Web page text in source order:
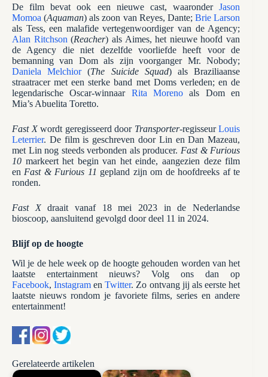
De film bevat ook een nieuwe cast, waaronderJason
Momoa (Aquaman) als zoon van Reyes, Dante; Brie Larson
als Tess, een malafide vertegenwoordiger van de Agency;
Alan Ritchson (Reacher) als Aimes, het nieuwe hoofd van
de Agency die niet dezelfde voorliefde heeft voor de
bemanning van Dom als zijn voorganger Mr. Nobody;
Daniela Melchior(The Suicide Squad) als Braziliaanse
straatracer met een sterke band met Doms verleden; en de
legendarische Oscar-winnaar Rita Moreno als Dom en
Mia’s Abuelita Toretto.
Fast Xwordt geregisseerd door Transporter-regisseurLouis
Leterrier. De film is geschreven door Lin en Dan Mazeau,
met Lin nog steeds verbonden als producer. Fast & Furious
10 markeert het begin van het einde, aangezien deze film
en Fast & Furious 11 gepland zijn om de hoofdreeks af te
ronden.
Fast Xdraait vanaf 18 mei 2023 in de Nederlandse
bioscoop, aansluitend gevolgd door deel 11 in 2024.
Blijf op de hoogte
Wil je de hele week op de hoogte gehouden worden van het
laatste entertainment nieuws? Volg ons dan op
Facebook,InstagramenTwitter. Zo ontvang jij als eerste het
laatste nieuws rondom je favoriete films, series en andere
entertainment!
Gerelateerde artikelen